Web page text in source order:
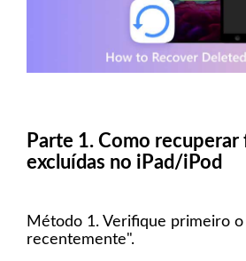
Parte 1. Como recuperar
excluídas no iPad/iPod
Método 1. Verifique primeiro
recentemente".